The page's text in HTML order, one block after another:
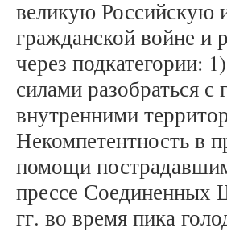
великую Российскую
гражданской войне и
через подкатегории:
силами разобраться
внутренними
Некомпетентность в
помощи
прессе Соединенных
гг. во время пика